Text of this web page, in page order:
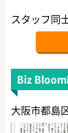
スタッフ同
Biz Bloom
大阪市都島